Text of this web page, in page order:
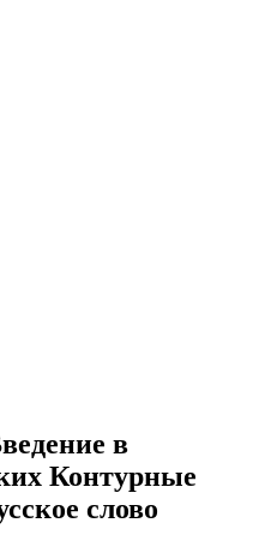
в
Контурные
слово